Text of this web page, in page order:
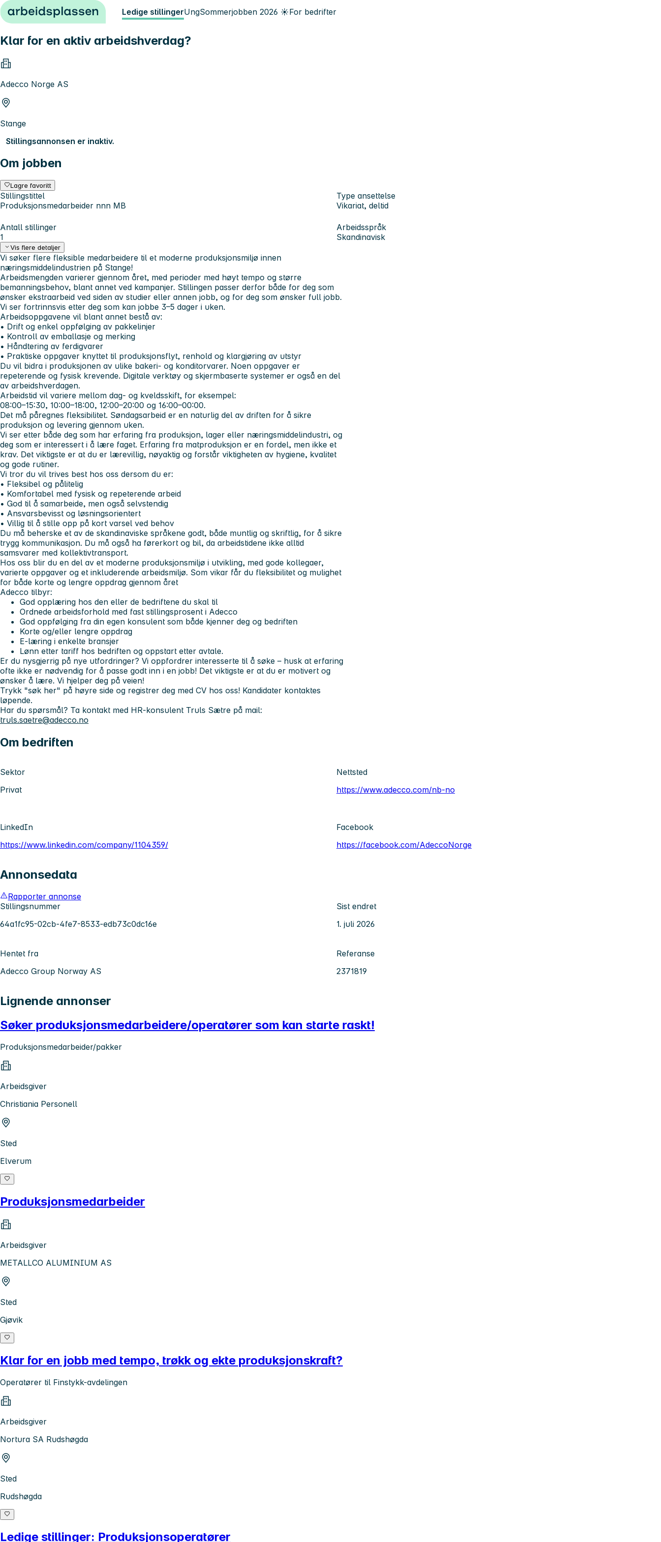
Hopp til innhold Ledige stillingerUngSommerjobben 2026 ☀️For bedrifter
Klar for en aktiv arbeidshverdag?
Adecco Norge AS
Stange
Stillingsannonsen er inaktiv.
Om jobben
Lagre favoritt
Stillingstittel
Produksjonsmedarbeider nnn MB
Type ansettelse
Vikariat, deltid
Antall stillinger
1
Arbeidsspråk
Skandinavisk
Vis flere detaljer
Vi søker flere fleksible medarbeidere til et moderne produksjonsmiljø innen
næringsmiddelindustrien på Stange!
Arbeidsmengden varierer gjennom året, med perioder med høyt tempo og større
bemanningsbehov, blant annet ved kampanjer. Stillingen passer derfor både for deg som
ønsker ekstraarbeid ved siden av studier eller annen jobb, og for deg som ønsker full jobb.
Vi ser fortrinnsvis etter deg som kan jobbe 3–5 dager i uken.
Arbeidsoppgavene vil blant annet bestå av:
• Drift og enkel oppfølging av pakkelinjer
• Kontroll av emballasje og merking
• Håndtering av ferdigvarer
• Praktiske oppgaver knyttet til produksjonsflyt, renhold og klargjøring av utstyr
Du vil bidra i produksjonen av ulike bakeri- og konditorvarer. Noen oppgaver er
repeterende og fysisk krevende. Digitale verktøy og skjermbaserte systemer er også en del
av arbeidshverdagen.
Arbeidstid vil variere mellom dag- og kveldsskift, for eksempel:
08:00–15:30, 10:00–18:00, 12:00–20:00 og 16:00–00:00.
Det må påregnes fleksibilitet. Søndagsarbeid er en naturlig del av driften for å sikre
produksjon og levering gjennom uken.
Vi ser etter både deg som har erfaring fra produksjon, lager eller næringsmiddelindustri, og
deg som er interessert i å lære faget. Erfaring fra matproduksjon er en fordel, men ikke et
krav. Det viktigste er at du er lærevillig, nøyaktig og forstår viktigheten av hygiene, kvalitet
og gode rutiner.
Vi tror du vil trives best hos oss dersom du er:
• Fleksibel og pålitelig
• Komfortabel med fysisk og repeterende arbeid
• God til å samarbeide, men også selvstendig
• Ansvarsbevisst og løsningsorientert
• Villig til å stille opp på kort varsel ved behov
Du må beherske et av de skandinaviske språkene godt, både muntlig og skriftlig, for å sikre
trygg kommunikasjon. Du må også ha førerkort og bil, da arbeidstidene ikke alltid
samsvarer med kollektivtransport.
Hos oss blir du en del av et moderne produksjonsmiljø i utvikling, med gode kollegaer,
varierte oppgaver og et inkluderende arbeidsmiljø. Som vikar får du fleksibilitet og mulighet
for både korte og lengre oppdrag gjennom året
Adecco tilbyr:
God opplæring hos den eller de bedriftene du skal til
Ordnede arbeidsforhold med fast stillingsprosent i Adecco
God oppfølging fra din egen konsulent som både kjenner deg og bedriften
Korte og/eller lengre oppdrag
E-læring i enkelte bransjer
Lønn etter tariff hos bedriften og oppstart etter avtale.
Er du nysgjerrig på nye utfordringer? Vi oppfordrer interesserte til å søke – husk at erfaring
ofte ikke er nødvendig for å passe godt inn i en jobb! Det viktigste er at du er motivert og
ønsker å lære. Vi hjelper deg på veien!
Trykk "søk her" på høyre side og registrer deg med CV hos oss! Kandidater kontaktes
løpende.
Har du spørsmål? Ta kontakt med HR-konsulent Truls Sætre på mail:
truls.saetre@adecco.no
Om bedriften
Sektor
Privat
Nettsted
https://www.adecco.com/nb-no
LinkedIn
https://www.linkedin.com/company/1104359/
Facebook
https://facebook.com/AdeccoNorge
Annonsedata
Rapporter annonse
Stillingsnummer
64a1fc95-02cb-4fe7-8533-edb73c0dc16e
Sist endret
1. juli 2026
Hentet fra
Adecco Group Norway AS
Referanse
2371819
Lignende annonser
Søker produksjonsmedarbeidere/operatører som kan starte raskt!
Produksjonsmedarbeider/pakker
Arbeidsgiver
Christiania Personell
Sted
Elverum
Produksjonsmedarbeider
Arbeidsgiver
METALLCO ALUMINIUM AS
Sted
Gjøvik
Klar for en jobb med tempo, trøkk og ekte produksjonskraft?
Operatører til Finstykk-avdelingen
Arbeidsgiver
Nortura SA Rudshøgda
Sted
Rudshøgda
Ledige stillinger: Produksjonsoperatører